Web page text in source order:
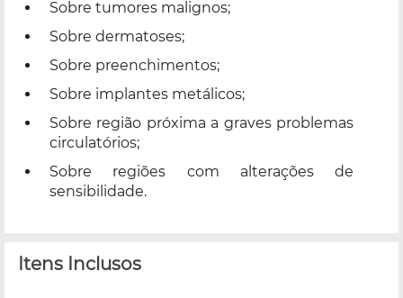
Sobre tumores malignos;
Sobre dermatoses;
Sobre preenchimentos;
Sobre implantes metálicos;
Sobre região próxima a graves problemas
circulatórios;
Sobre regiões com alterações de
sensibilidade.
Itens Inclusos